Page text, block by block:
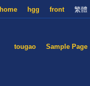
繁體
front
hgg
home
Sample Page
tougao